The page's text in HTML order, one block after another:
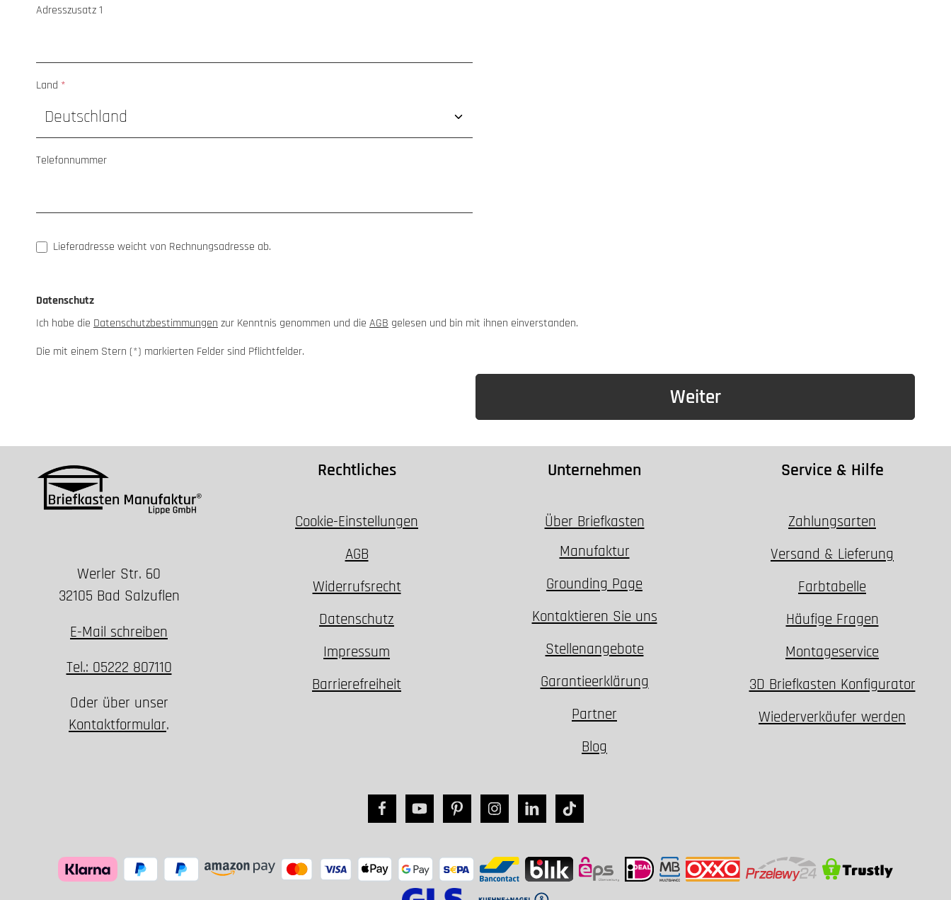
Adresszusatz 1
Land *
Telefonnummer
Lieferadresse weicht von Rechnungsadresse ab.
Datenschutz
Ich habe die Datenschutzbestimmungen zur Kenntnis genommen und die AGB gelesen und bin mit ihnen einverstanden.
Die mit einem Stern (*) markierten Felder sind Pflichtfelder.
Weiter
Werler Str. 60
32105 Bad Salzuflen
E-Mail schreiben
Tel.: 05222 807110
Oder über unser
Kontaktformular.
Rechtliches
Cookie-Einstellungen
AGB
Widerrufsrecht
Datenschutz
Impressum
Barrierefreiheit
Unternehmen
Über Briefkasten
Manufaktur
Grounding Page
Kontaktieren Sie uns
Stellenangebote
Garantieerklärung
Partner
Blog
Service & Hilfe
Zahlungsarten
Versand & Lieferung
Farbtabelle
Häufige Fragen
Montageservice
3D Briefkasten Konfigurator
Wiederverkäufer werden